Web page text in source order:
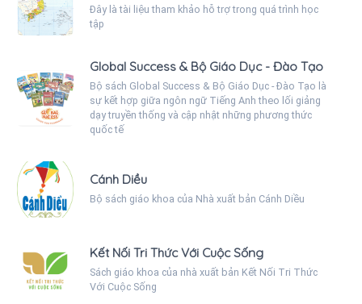
Đây là tài liệu tham khảo hỗ trợ trong quá trình học
tập
Global Success & Bộ Giáo Dục - Đào Tạo
Bộ sách Global Success & Bộ Giáo Dục - Đào Tạo là
sự kết hợp giữa ngôn ngữ Tiếng Anh theo lối giảng
dạy truyền thống và cập nhật những phương thức
quốc tế
Cánh Diều
Bộ sách giáo khoa của Nhà xuất bản Cánh Diều
Kết Nối Tri Thức Với Cuộc Sống
Sách giáo khoa của nhà xuất bản Kết Nối Tri Thức
Với Cuộc Sống